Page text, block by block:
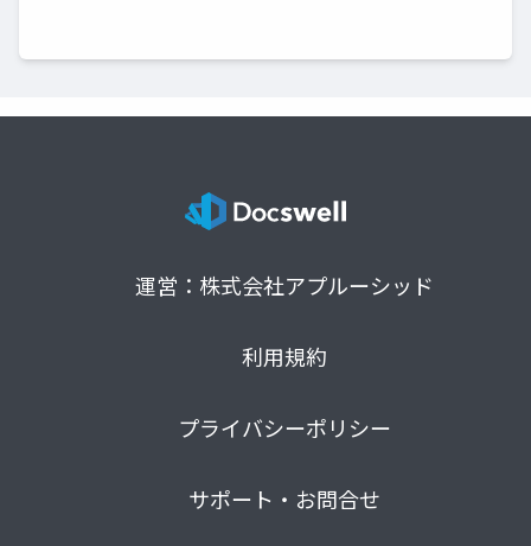
運営：株式会社アプルーシッド
利用規約
プライバシーポリシー
サポート・お問合せ